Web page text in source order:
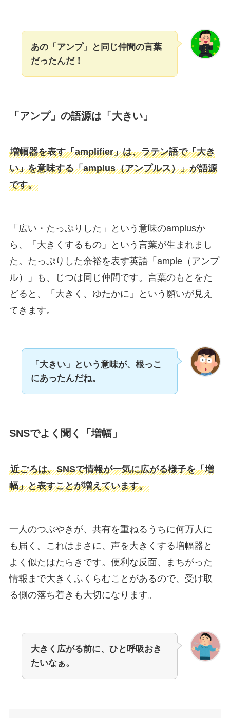
あの「アンプ」と同じ仲間の言葉
だったんだ！
「アンプ」の語源は「大きい」
増幅器を表す「amplifier」は、ラテン語で「大き
い」を意味する「amplus（アンプルス）」が語源
です。
「広い・たっぷりした」という意味のamplusか
ら、「大きくするもの」という言葉が生まれまし
た。たっぷりした余裕を表す英語「ample（アンプ
ル）」も、じつは同じ仲間です。言葉のもとをた
どると、「大きく、ゆたかに」という願いが見え
てきます。
「大きい」という意味が、根っこ
にあったんだね。
SNSでよく聞く「増幅」
近ごろは、SNSで情報が一気に広がる様子を「増
幅」と表すことが増えています。
一人のつぶやきが、共有を重ねるうちに何万人に
も届く。これはまさに、声を大きくする増幅器と
よく似たはたらきです。便利な反面、まちがった
情報まで大きくふくらむことがあるので、受け取
る側の落ち着きも大切になります。
大きく広がる前に、ひと呼吸おき
たいなぁ。